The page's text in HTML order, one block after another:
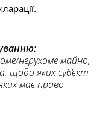
нерухоме майно,
щодо яких суб’єкт
має право